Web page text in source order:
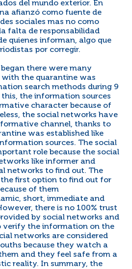
del mundo exterior. En
afianzó como fuente de
sociales mas no como
falta de responsabilidad
quienes informan, algo que
por corregir.
there were many
the quarantine was
search methods during 9
the information sources
character because of
the social networks have
channel, thanks to
was established like
sources. The social
role because the social
like informer and
networks to find out. The
first option to find out for
of them
short, immediate and
there is no 100% trust
by social networks and
verify the information on the
networks are considered
because they watch a
and they feel safe from a
reality. In summary, the